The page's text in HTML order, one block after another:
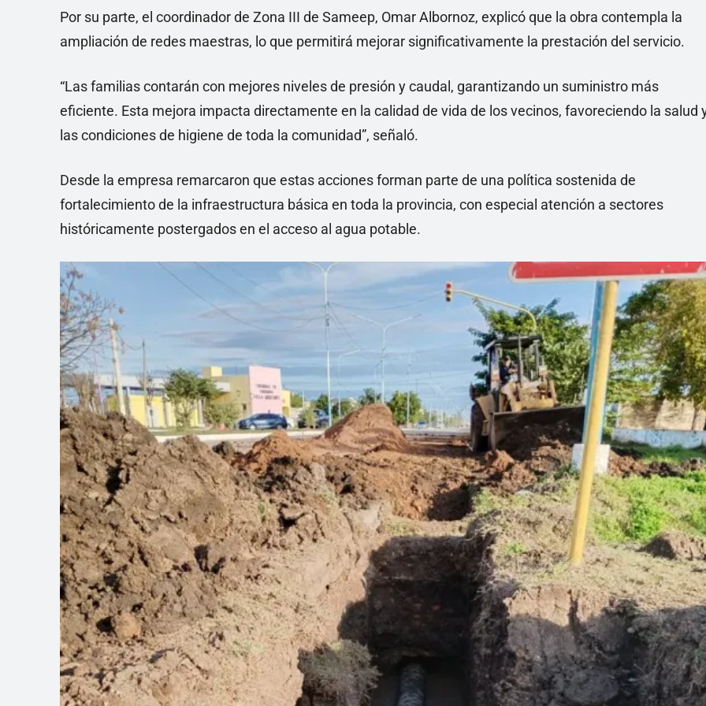
Por su parte, el coordinador de Zona III de Sameep, Omar Albornoz, explicó que la obra contempla la
ampliación de redes maestras, lo que permitirá mejorar significativamente la prestación del servicio.
“Las familias contarán con mejores niveles de presión y caudal, garantizando un suministro más
eficiente. Esta mejora impacta directamente en la calidad de vida de los vecinos, favoreciendo la salud
las condiciones de higiene de toda la comunidad”, señaló.
Desde la empresa remarcaron que estas acciones forman parte de una política sostenida de
fortalecimiento de la infraestructura básica en toda la provincia, con especial atención a sectores
históricamente postergados en el acceso al agua potable.